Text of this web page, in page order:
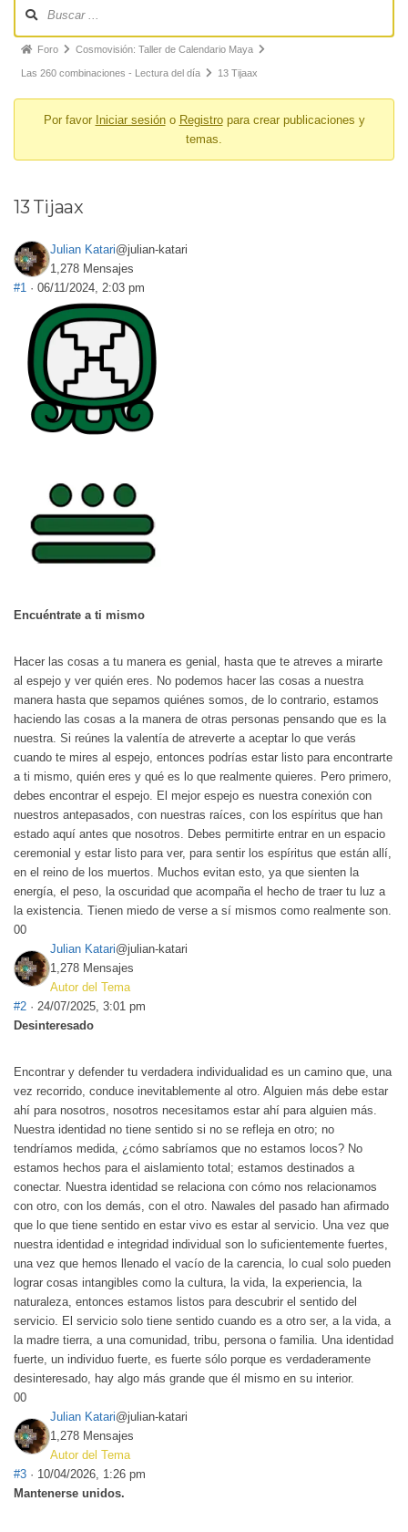
Foro Cosmovisión: Taller de Calendario Maya
Las 260 combinaciones - Lectura del día 13 Tijaax
Por favor Iniciar sesióno Registropara crear publicaciones y
temas.
13 Tijaax
Julian Katari@julian-katari
1,278 Mensajes
#1 · 06/11/2024, 2:03 pm
Encuéntrate a ti mismo
Hacer las cosas a tu manera es genial, hasta que te atreves a mirarte
al espejo y ver quién eres. No podemos hacer las cosas a nuestra
manera hasta que sepamos quiénes somos, de lo contrario, estamos
haciendo las cosas a la manera de otras personas pensando que es la
nuestra. Si reúnes la valentía de atreverte a aceptar lo que verás
cuando te mires al espejo, entonces podrías estar listo para encontrarte
a ti mismo, quién eres y qué es lo que realmente quieres. Pero primero,
debes encontrar el espejo. El mejor espejo es nuestra conexión con
nuestros antepasados, con nuestras raíces, con los espíritus que han
estado aquí antes que nosotros. Debes permitirte entrar en un espacio
ceremonial y estar listo para ver, para sentir los espíritus que están allí,
en el reino de los muertos. Muchos evitan esto, ya que sienten la
energía, el peso, la oscuridad que acompaña el hecho de traer tu luz a
la existencia. Tienen miedo de verse a sí mismos como realmente son.
00
Julian Katari@julian-katari
1,278 Mensajes
Autor del Tema
#2 · 24/07/2025, 3:01 pm
Desinteresado
Encontrar y defender tu verdadera individualidad es un camino que, una
vez recorrido, conduce inevitablemente al otro. Alguien más debe estar
ahí para nosotros, nosotros necesitamos estar ahí para alguien más.
Nuestra identidad no tiene sentido si no se refleja en otro; no
tendríamos medida, ¿cómo sabríamos que no estamos locos? No
estamos hechos para el aislamiento total; estamos destinados a
conectar. Nuestra identidad se relaciona con cómo nos relacionamos
con otro, con los demás, con el otro. Nawales del pasado han afirmado
que lo que tiene sentido en estar vivo es estar al servicio. Una vez que
nuestra identidad e integridad individual son lo suficientemente fuertes,
una vez que hemos llenado el vacío de la carencia, lo cual solo pueden
lograr cosas intangibles como la cultura, la vida, la experiencia, la
naturaleza, entonces estamos listos para descubrir el sentido del
servicio. El servicio solo tiene sentido cuando es a otro ser, a la vida, a
la madre tierra, a una comunidad, tribu, persona o familia. Una identidad
fuerte, un individuo fuerte, es fuerte sólo porque es verdaderamente
desinteresado, hay algo más grande que él mismo en su interior.
00
Julian Katari@julian-katari
1,278 Mensajes
Autor del Tema
#3 · 10/04/2026, 1:26 pm
Mantenerse unidos.